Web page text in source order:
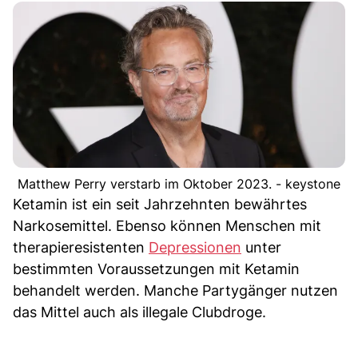
Matthew Perry verstarb im Oktober 2023. - keystone
Ketamin ist ein seit Jahrzehnten bewährtes
Narkosemittel. Ebenso können Menschen mit
therapieresistenten Depressionen unter
bestimmten Voraussetzungen mit Ketamin
behandelt werden. Manche Partygänger nutzen
das Mittel auch als illegale Clubdroge.